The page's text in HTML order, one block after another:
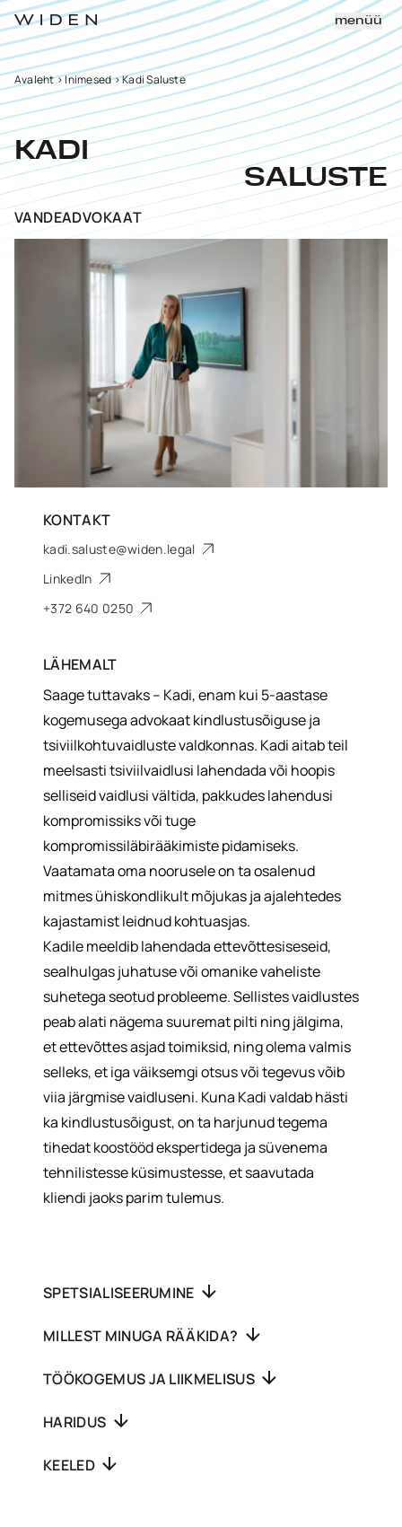
menüü
Avaleht>Inimesed>Kadi Saluste
KADI
SALUSTE
VANDEADVOKAAT
KONTAKT
kadi.saluste@widen.legal
LinkedIn
+372 640 0250
LÄHEMALT
Saage tuttavaks – Kadi, enam kui 5-aastase
kogemusega advokaat kindlustusõiguse ja
tsiviilkohtuvaidluste valdkonnas. Kadi aitab teil
meelsasti tsiviilvaidlusi lahendada või hoopis
selliseid vaidlusi vältida, pakkudes lahendusi
kompromissiks või tuge
kompromissiläbirääkimiste pidamiseks.
Vaatamata oma noorusele on ta osalenud
mitmes ühiskondlikult mõjukas ja ajalehtedes
kajastamist leidnud kohtuasjas.
Kadile meeldib lahendada ettevõttesiseseid,
sealhulgas juhatuse või omanike vaheliste
suhetega seotud probleeme. Sellistes vaidlustes
peab alati nägema suuremat pilti ning jälgima,
et ettevõttes asjad toimiksid, ning olema valmis
selleks, et iga väiksemgi otsus või tegevus võib
viia järgmise vaidluseni. Kuna Kadi valdab hästi
ka kindlustusõigust, on ta harjunud tegema
tihedat koostööd ekspertidega ja süvenema
tehnilistesse küsimustesse, et saavutada
kliendi jaoks parim tulemus.
SPETSIALISEERUMINE
MILLEST MINUGA RÄÄKIDA?
TÖÖKOGEMUS JA LIIKMELISUS
HARIDUS
KEELED